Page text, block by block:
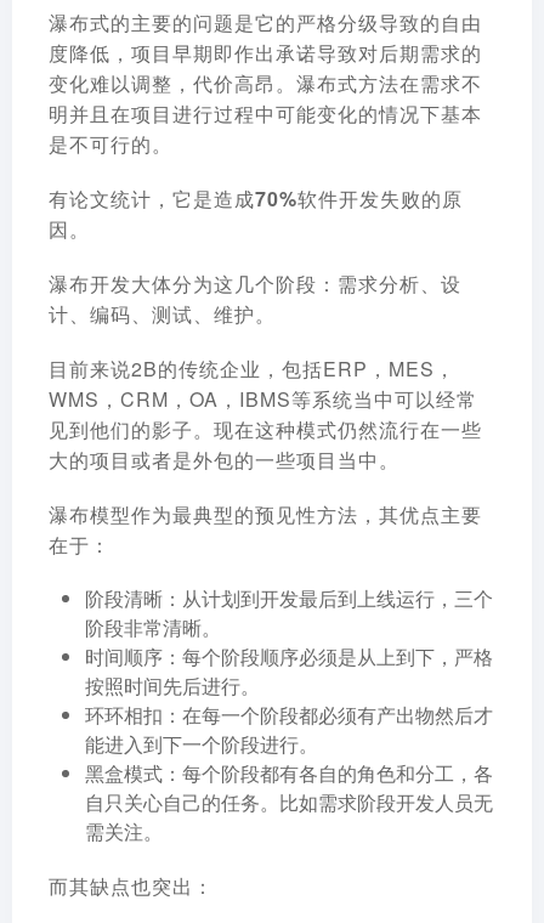
瀑布式的主要的问题是它的严格分级导致的自由
度降低，项目早期即作出承诺导致对后期需求的
变化难以调整，代价高昂。瀑布式方法在需求不
明并且在项目进行过程中可能变化的情况下基本
是不可行的。
有论文统计，它是造成70%软件开发失败的原
因。
瀑布开发大体分为这几个阶段：需求分析、设
计、编码、测试、维护。
目前来说2B的传统企业，包括ERP，MES，
WMS，CRM，OA，IBMS等系统当中可以经常
见到他们的影子。现在这种模式仍然流行在一些
大的项目或者是外包的一些项目当中。
瀑布模型作为最典型的预见性方法， 其优点主要
在于 ：
阶段清晰：从计划到开发最后到上线运行，三个
阶段非常清晰。
时间顺序：每个阶段顺序必须是从上到下，严格
按照时间先后进行。
环环相扣：在每一个阶段都必须有产出物然后才
能进入到下一个阶段进行。
黑盒模式：每个阶段都有各自的角色和分工，各
自只关心自己的任务。比如需求阶段开发人员无
需关注。
而其缺点也突出：